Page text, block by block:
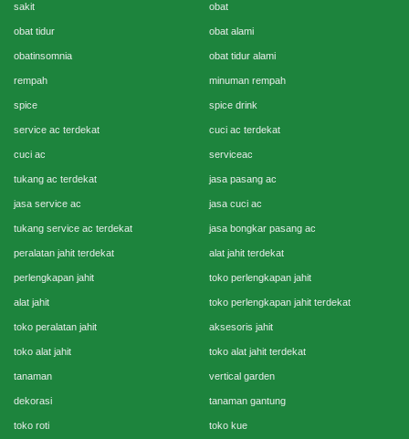
sakit obat
obat tidur obat alami
obatinsomnia obat tidur alami
rempah minuman rempah
spice spice drink
service ac terdekat cuci ac terdekat
cuci ac serviceac
tukang ac terdekat jasa pasang ac
jasa service ac jasa cuci ac
tukang service ac terdekat jasa bongkar pasang ac
peralatan jahit terdekat alat jahit terdekat
perlengkapan jahit toko perlengkapan jahit
alat jahit toko perlengkapan jahit terdekat
toko peralatan jahit aksesoris jahit
toko alat jahit toko alat jahit terdekat
tanaman vertical garden
dekorasi tanaman gantung
toko roti toko kue